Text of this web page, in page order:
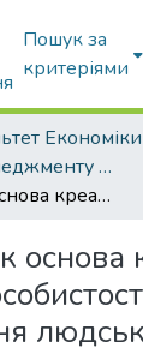
Пошук за
критеріями
Кафедра Менеджменту та публічного адміністрування
Інновації як основа креативного розвитку особистості та формування людського капіталу